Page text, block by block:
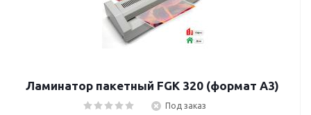
Ламинатор пакетный FGK 320 (формат А3)
Под заказ